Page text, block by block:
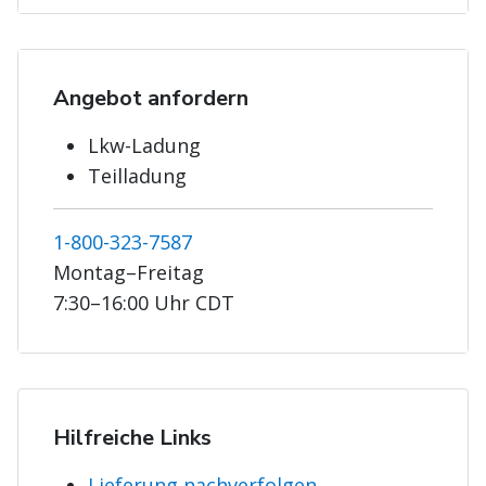
Angebot anfordern
Lkw-Ladung
Teilladung
1-800-323-7587
Montag–Freitag
7:30–16:00 Uhr CDT
Hilfreiche Links